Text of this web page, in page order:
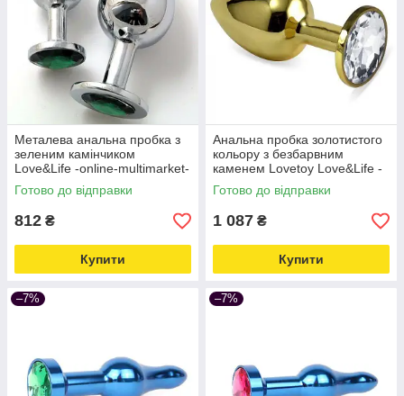
Металева анальна пробка з
зеленим камінчиком
Love&Life -online-multimarket-
Готово до відправки
812 ₴
Купити
Анальна пробка золотистого
кольору з безбарвним
каменем Lovetoy Love&Life -
online-multimarket-
Готово до відправки
1 087 ₴
Купити
–7% –7%